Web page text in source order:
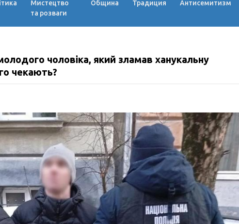
Мистецтво
та розваги
Община Традиция Антисемитизм
чоловіка, який зламав ханукальну
чекають?